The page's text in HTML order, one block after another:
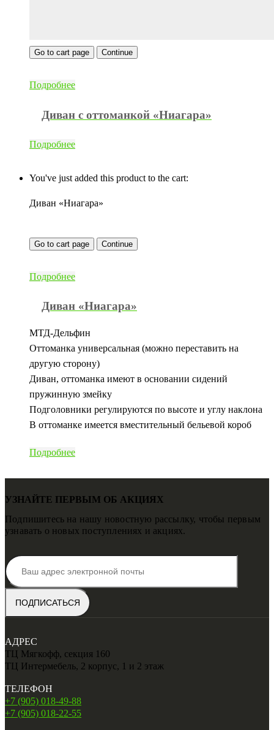
Go to cart page Continue
Подробнее
Диван с оттоманкой «Ниагара»
Подробнее
You've just added this product to the cart:
Диван «Ниагара»
Go to cart page Continue
Подробнее
Диван «Ниагара»
МТД-Дельфин
Оттоманка универсальная (можно переставить на
другую сторону)
Диван, оттоманка имеют в основании сидений
пружинную змейку
Подголовники регулируются по высоте и углу наклона
В оттоманке имеется вместительный бельевой короб
Подробнее
УЗНАЙТЕ ПЕРВЫМ ОБ АКЦИЯХ
Подпишитесь на нашу новостную рассылку, чтобы первым
узнавать о новых поступлениях и акциях.
АДРЕС
ТЦ Мягкофф, секция 160
ТЦ Интермебель, 2 корпус, 1 и 2 этаж
ТЕЛЕФОН
+7 (905) 018-49-88
+7 (905) 018-22-55